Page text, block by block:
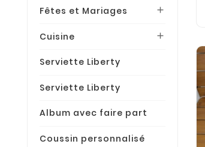
Fêtes et Mariages 
Cuisine 
Serviette Liberty
Serviette Liberty
Album avec faire part
Coussin personnalisé